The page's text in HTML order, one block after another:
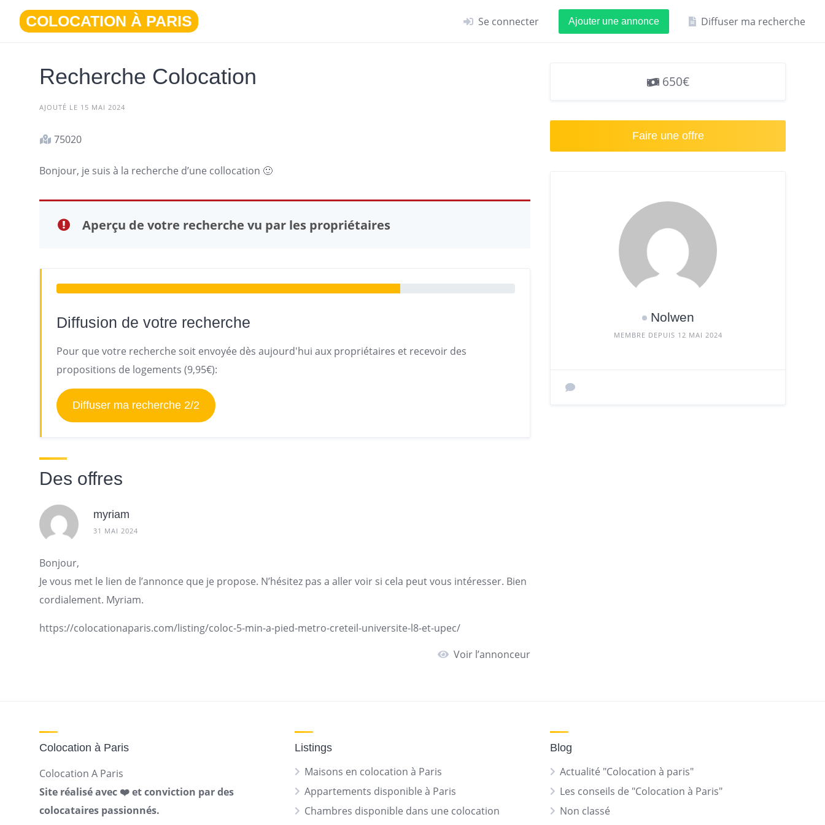
contenu
COLOCATION À PARIS Se connecter Ajouter une annonce Diffuser ma recherche
Recherche Colocation
AJOUTÉ LE 15 MAI 2024
75020
Bonjour, je suis à la recherche d’une collocation 🙂
Aperçu de votre recherche vu par les propriétaires
Diffusion de votre recherche
Pour que votre recherche soit envoyée dès aujourd'hui aux propriétaires et recevoir des
propositions de logements (9,95€):
Diffuser ma recherche 2/2
Des offres
myriam
31 MAI 2024
Bonjour,
Je vous met le lien de l’annonce que je propose. N’hésitez pas a aller voir si cela peut vous intéresser. Bien
cordialement. Myriam.
https://colocationaparis.com/listing/coloc-5-min-a-pied-metro-creteil-universite-l8-et-upec/
Voir l’annonceur
650€
Faire une offre
Nolwen
MEMBRE DEPUIS 12 MAI 2024
Colocation à Paris
Colocation A Paris
Site réalisé avec ❤️ et conviction par des
colocataires passionnés.
Listings
Maisons en colocation à Paris
Appartements disponible à Paris
Chambres disponible dans une colocation
Blog
Actualité "Colocation à paris"
Les conseils de "Colocation à Paris"
Non classé